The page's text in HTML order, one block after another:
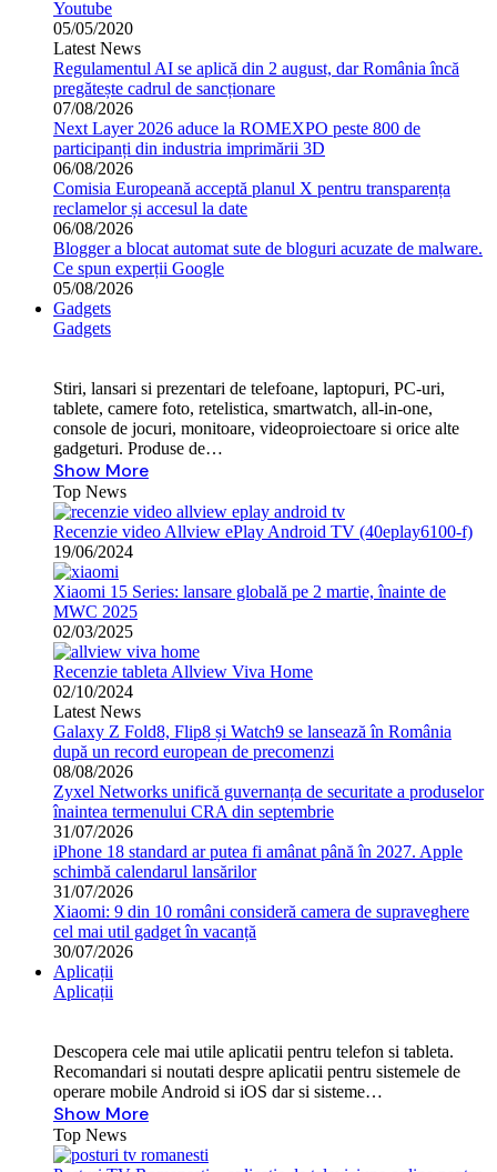
Youtube
05/05/2020
Latest News
Regulamentul AI se aplică din 2 august, dar România încă
pregătește cadrul de sancționare
07/08/2026
Next Layer 2026 aduce la ROMEXPO peste 800 de
participanți din industria imprimării 3D
06/08/2026
Comisia Europeană acceptă planul X pentru transparența
reclamelor și accesul la date
06/08/2026
Blogger a blocat automat sute de bloguri acuzate de malware.
Ce spun experții Google
05/08/2026
Gadgets
Gadgets
Stiri, lansari si prezentari de telefoane, laptopuri, PC-uri,
tablete, camere foto, retelistica, smartwatch, all-in-one,
console de jocuri, monitoare, videoproiectoare si orice alte
gadgeturi. Produse de…
Show More
Top News
Recenzie video Allview ePlay Android TV (40eplay6100-f)
19/06/2024
Xiaomi 15 Series: lansare globală pe 2 martie, înainte de
MWC 2025
02/03/2025
Recenzie tableta Allview Viva Home
02/10/2024
Latest News
Galaxy Z Fold8, Flip8 și Watch9 se lansează în România
după un record european de precomenzi
08/08/2026
Zyxel Networks unifică guvernanța de securitate a produselor
înaintea termenului CRA din septembrie
31/07/2026
iPhone 18 standard ar putea fi amânat până în 2027. Apple
schimbă calendarul lansărilor
31/07/2026
Xiaomi: 9 din 10 români consideră camera de supraveghere
cel mai util gadget în vacanță
30/07/2026
Aplicații
Aplicații
Descopera cele mai utile aplicatii pentru telefon si tableta.
Recomandari si noutati despre aplicatii pentru sistemele de
operare mobile Android si iOS dar si sisteme…
Show More
Top News